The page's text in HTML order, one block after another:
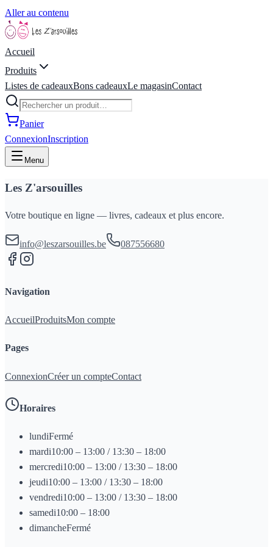
Aller au contenu
Accueil
Produits
Listes de cadeauxBons cadeauxLe magasinContact
Panier
ConnexionInscription
Menu
Les Z'arsouilles
Votre boutique en ligne — livres, cadeaux et plus encore.
info@leszarsouilles.be 087556680
Navigation
AccueilProduitsMon compte
Pages
ConnexionCréer un compteContact
Horaires
lundiFermé
mardi10:00 – 13:00 / 13:30 – 18:00
mercredi10:00 – 13:00 / 13:30 – 18:00
jeudi10:00 – 13:00 / 13:30 – 18:00
vendredi10:00 – 13:00 / 13:30 – 18:00
samedi10:00 – 18:00
dimancheFermé